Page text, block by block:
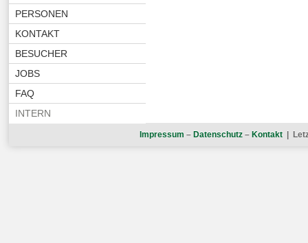
PERSONEN
KONTAKT
BESUCHER
JOBS
FAQ
INTERN
Impressum – Datenschutz – Kontakt |